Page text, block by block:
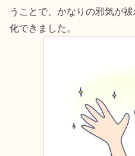
うことで、かなりの邪気が
化できました。